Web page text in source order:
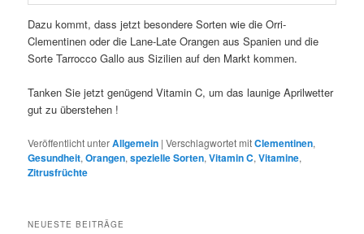
Dazu kommt, dass jetzt besondere Sorten wie die Orri-
Clementinen oder die Lane-Late Orangen aus Spanien und die
Sorte Tarrocco Gallo aus Sizilien auf den Markt kommen.
Tanken Sie jetzt genügend Vitamin C, um das launige Aprilwetter
gut zu überstehen !
Veröffentlicht unterAllgemein |Verschlagwortet mitClementinen,
Gesundheit,Orangen,spezielle Sorten,Vitamin C,Vitamine,
Zitrusfrüchte
NEUESTE BEITRÄGE